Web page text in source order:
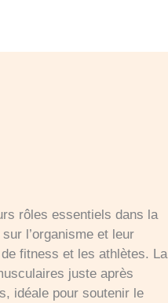
rôles essentiels dans la
l’organisme et leur
fitness et les athlètes. La
juste après
idéale pour soutenir le